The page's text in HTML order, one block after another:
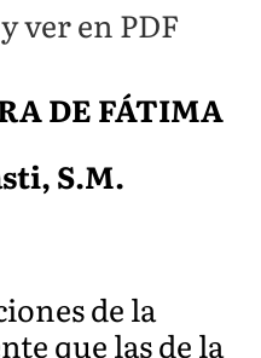
ver en PDF
DE FÁTIMA
S.M.
de la
que las de la